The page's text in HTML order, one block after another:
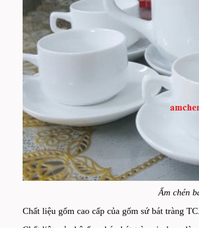
Ấm chén
Chất liệu gốm cao cấp của gốm sứ bát tràng